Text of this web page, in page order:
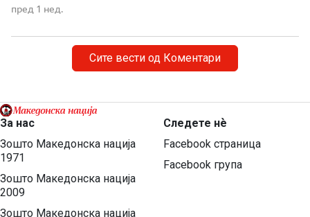
еднаш годишно го одбележуваме со говори, венци и
кога мора да си го поставиме […]
пред 1 нед.
Сите вести од Коментари
За нас
Зошто Македонска нација
1971
Зошто Македонска нација
2009
Зошто Македонска нација
Следете нѐ
Facebook страница
Facebook група